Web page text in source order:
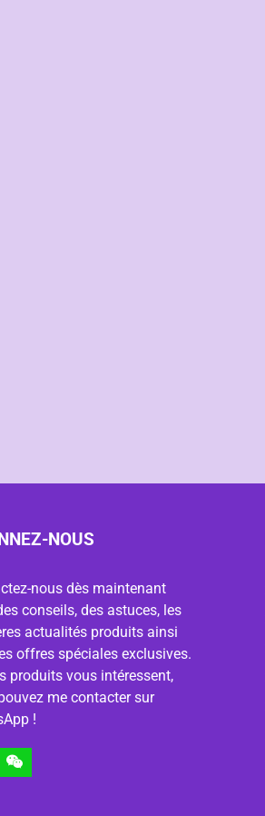
NOUS
nous dès maintenant
conseils, des astuces, les
actualités produits ainsi
offres spéciales exclusives.
produits vous intéressent,
me contacter sur
!